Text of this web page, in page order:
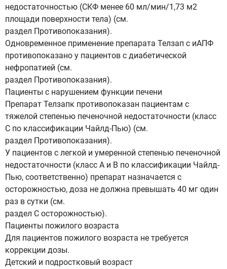
недостаточностью (СКФ менее 60 мл/мин/1,73 м2
площади поверхности тела) (см.
раздел Противопоказания).
Одновременное применение препарата Телзап с иАПФ
противопоказано у пациентов с диабетической
нефропатией (см.
раздел Противопоказания).
Пациенты с нарушением функции печени
Препарат Телзапк противопоказан пациентам с
тяжелой степенью печеночной недостаточности (класс
С по классификации Чайлд-Пью) (см.
раздел Противопоказания).
У пациентов с легкой и умеренной степенью печеночной
недостаточности (класс А и В по классификации Чайлд-
Пью, соответственно) препарат назначается с
осторожностью, доза не должна превышать 40 мг один
раз в сутки (см.
раздел С осторожностью).
Пациенты пожилого возраста
Для пациентов пожилого возраста не требуется
коррекции дозы.
Детский и подростковый возраст